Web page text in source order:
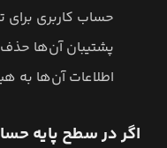
حساب کاربری برای
پشتیبان آن‌ها
اطلاعات آن‌ها به
اگر در سطح پایه